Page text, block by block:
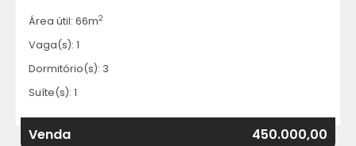
Área útil: 66m2
Vaga(s): 1
Dormitório(s): 3
Suíte(s): 1
Venda 450.000,00